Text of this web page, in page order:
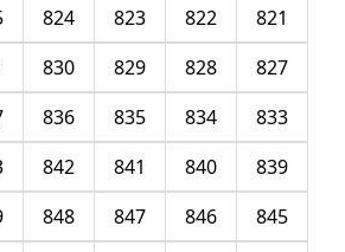
821
822
823
824
827
828
829
830
833
834
835
836
839
840
841
842
845
846
847
848